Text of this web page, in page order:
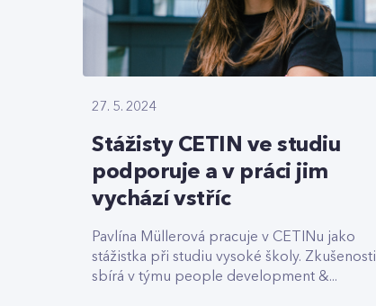
27. 5. 2024
Stážisty CETIN ve studiu
podporuje a v práci jim
vychází vstříc
Pavlína Müllerová pracuje v CETINu jako
stážistka při studiu vysoké školy. Zkušenosti
sbírá v týmu people development &...